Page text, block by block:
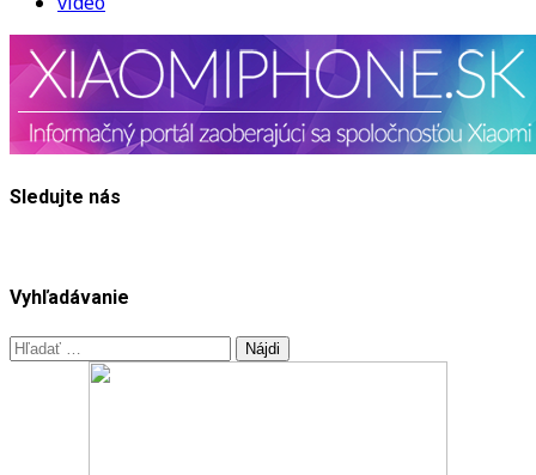
Sledujte nás
Vyhľadávanie
Hľadať: